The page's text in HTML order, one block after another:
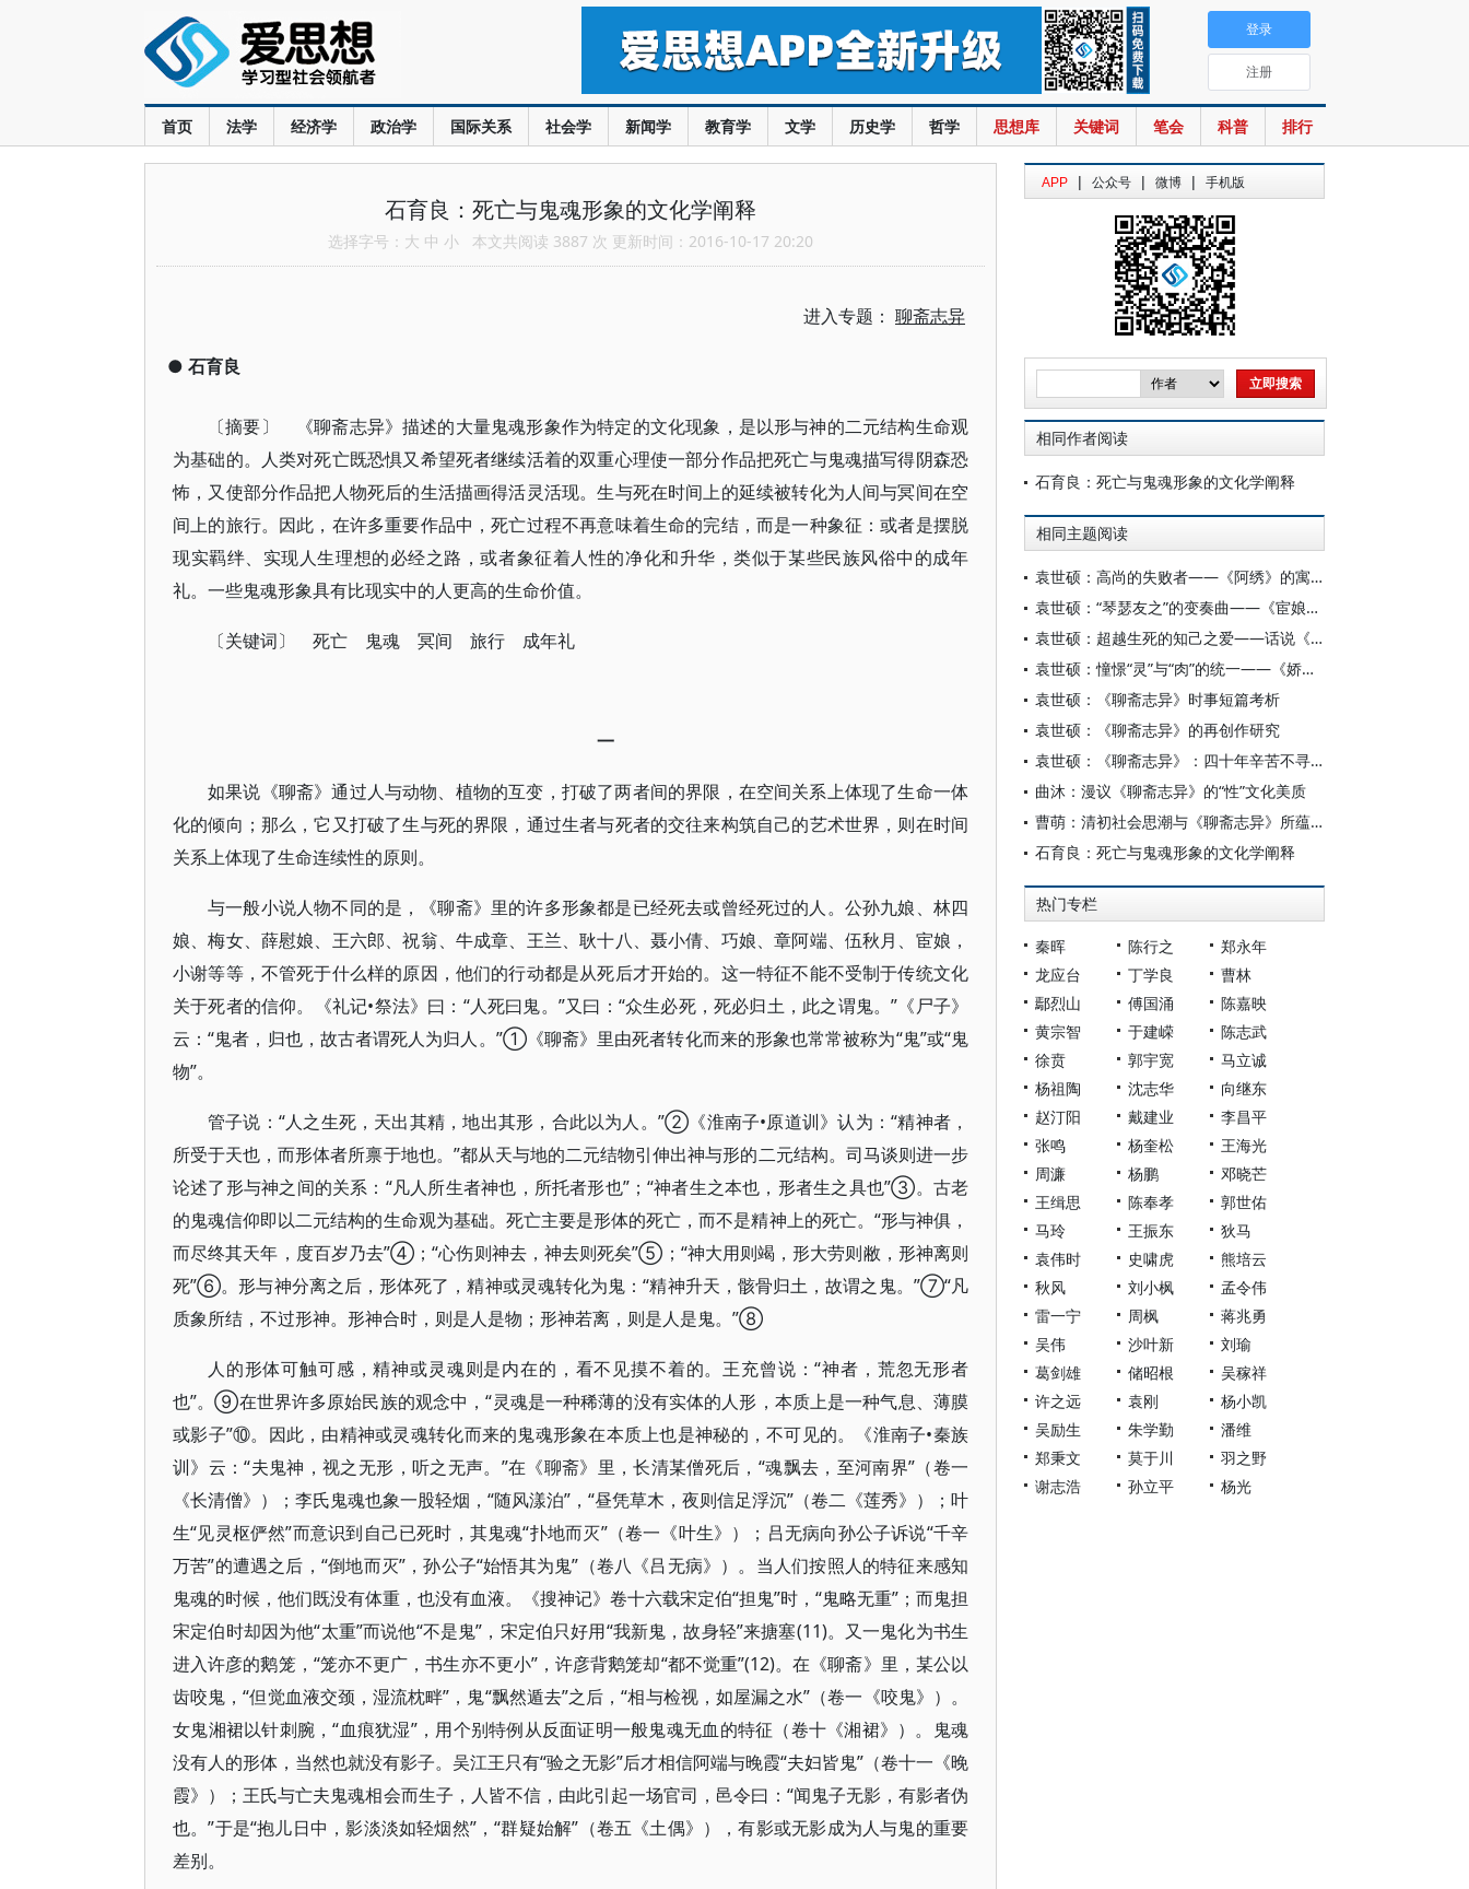
首页 法学 经济学 政治学 国际关系 社会学 新闻学 教育学 文学 历史学 哲学 思想库 关键词 笔会 科普 排行
登录
注册
石育良：死亡与鬼魂形象的文化学阐释
选择字号： 大 中 小 本文共阅读 3887 次 更新时间：2016-10-17 20:20
进入专题： 聊斋志异
● 石育良
〔摘要〕 《聊斋志异》描述的大量鬼魂形象作为特定的文化现象，是以形与神的二元结构生命观
为基础的。人类对死亡既恐惧又希望死者继续活着的双重心理使一部分作品把死亡与鬼魂描写得阴森恐
怖，又使部分作品把人物死后的生活描画得活灵活现。生与死在时间上的延续被转化为人间与冥间在空
间上的旅行。因此，在许多重要作品中，死亡过程不再意味着生命的完结，而是一种象征：或者是摆脱
现实羁绊、实现人生理想的必经之路，或者象征着人性的净化和升华，类似于某些民族风俗中的成年
礼。一些鬼魂形象具有比现实中的人更高的生命价值。
〔关键词〕 死亡 鬼魂 冥间 旅行 成年礼
一
如果说《聊斋》通过人与动物、植物的互变，打破了两者间的界限，在空间关系上体现了生命一体
化的倾向；那么，它又打破了生与死的界限，通过生者与死者的交往来构筑自己的艺术世界，则在时间
关系上体现了生命连续性的原则。
与一般小说人物不同的是，《聊斋》里的许多形象都是已经死去或曾经死过的人。公孙九娘、林四
娘、梅女、薛慰娘、王六郎、祝翁、牛成章、王兰、耿十八、聂小倩、巧娘、章阿端、伍秋月、宦娘，
小谢等等，不管死于什么样的原因，他们的行动都是从死后才开始的。这一特征不能不受制于传统文化
关于死者的信仰。《礼记•祭法》曰：“人死曰鬼。”又曰：“众生必死，死必归土，此之谓鬼。”《尸子》
云：“鬼者，归也，故古者谓死人为归人。”①《聊斋》里由死者转化而来的形象也常常被称为“鬼”或“鬼
物”。
管子说：“人之生死，天出其精，地出其形，合此以为人。”②《淮南子•原道训》认为：“精神者，
所受于天也，而形体者所禀于地也。”都从天与地的二元结物引伸出神与形的二元结构。司马谈则进一步
论述了形与神之间的关系：“凡人所生者神也，所托者形也”；“神者生之本也，形者生之具也”③。古老
的鬼魂信仰即以二元结构的生命观为基础。死亡主要是形体的死亡，而不是精神上的死亡。“形与神俱，
而尽终其天年，度百岁乃去”④；“心伤则神去，神去则死矣”⑤；“神大用则竭，形大劳则敝，形神离则
死”⑥。形与神分离之后，形体死了，精神或灵魂转化为鬼：“精神升天，骸骨归土，故谓之鬼。”⑦“凡
质象所结，不过形神。形神合时，则是人是物；形神若离，则是人是鬼。”⑧
人的形体可触可感，精神或灵魂则是内在的，看不见摸不着的。王充曾说：“神者，荒忽无形者
也”。⑨在世界许多原始民族的观念中，“灵魂是一种稀薄的没有实体的人形，本质上是一种气息、薄膜
或影子”⑩。因此，由精神或灵魂转化而来的鬼魂形象在本质上也是神秘的，不可见的。《淮南子•秦族
训》云：“夫鬼神，视之无形，听之无声。”在《聊斋》里，长清某僧死后，“魂飘去，至河南界”（卷一
《长清僧》）；李氏鬼魂也象一股轻烟，“随风漾泊”，“昼凭草木，夜则信足浮沉”（卷二《莲秀》）；叶
生“见灵枢俨然”而意识到自己已死时，其鬼魂“扑地而灭”（卷一《叶生》）；吕无病向孙公子诉说“千辛
万苦”的遭遇之后，“倒地而灭”，孙公子“始悟其为鬼”（卷八《吕无病》）。当人们按照人的特征来感知
鬼魂的时候，他们既没有体重，也没有血液。《搜神记》卷十六载宋定伯“担鬼”时，“鬼略无重”；而鬼担
宋定伯时却因为他“太重”而说他“不是鬼”，宋定伯只好用“我新鬼，故身轻”来搪塞(11)。又一鬼化为书生
进入许彦的鹅笼，“笼亦不更广，书生亦不更小”，许彦背鹅笼却“都不觉重”(12)。在《聊斋》里，某公以
齿咬鬼，“但觉血液交颈，湿流枕畔”，鬼“飘然遁去”之后，“相与检视，如屋漏之水”（卷一《咬鬼》）。
女鬼湘裙以针刺腕，“血痕犹湿”，用个别特例从反面证明一般鬼魂无血的特征（卷十《湘裙》）。鬼魂
没有人的形体，当然也就没有影子。吴江王只有“验之无影”后才相信阿端与晚霞“夫妇皆鬼”（卷十一《晚
霞》）；王氏与亡夫鬼魂相会而生子，人皆不信，由此引起一场官司，邑令曰：“闻鬼子无影，有影者伪
也。”于是“抱儿日中，影淡淡如轻烟然”，“群疑始解”（卷五《土偶》），有影或无影成为人与鬼的重要
差别。
APP | 公众号 | 微博 | 手机版
相同作者阅读
石育良：死亡与鬼魂形象的文化学阐释
相同主题阅读
袁世硕：高尚的失败者——《阿绣》的寓言
袁世硕：“琴瑟友之”的变奏曲——《宦娘》解析
袁世硕：超越生死的知己之爱——话说《连城》
袁世硕：憧憬“灵”与“肉”的统一——《娇娜》背后的意思
袁世硕：《聊斋志异》时事短篇考析
袁世硕：《聊斋志异》的再创作研究
袁世硕：《聊斋志异》：四十年辛苦不寻常
曲沐：漫议《聊斋志异》的“性”文化美质
曹萌：清初社会思潮与《聊斋志异》所蕴涵的文化传统
石育良：死亡与鬼魂形象的文化学阐释
热门专栏
秦晖 陈行之
郑永年
龙应台
丁学良
曹林
鄢烈山
傅国涌
陈嘉映
黄宗智
于建嵘
陈志武
徐贲
郭宇宽
马立诚
杨祖陶
沈志华
向继东
赵汀阳
戴建业
李昌平
张鸣
杨奎松
王海光
周濂
杨鹏
邓晓芒
王缉思
陈奉孝
郭世佑
马玲
王振东
狄马
袁伟时
史啸虎
熊培云
秋风
刘小枫
孟令伟
雷一宁
周枫
蒋兆勇
吴伟
沙叶新
刘瑜
葛剑雄
储昭根
吴稼祥
许之远
袁刚
杨小凯
吴励生
朱学勤
潘维
郑秉文
莫于川
羽之野
谢志浩
孙立平 杨光